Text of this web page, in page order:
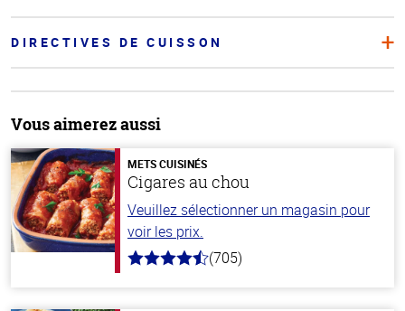
DIRECTIVES DE CUISSON
Vous aimerez aussi
METS CUISINÉS
Cigares au chou
Veuillez sélectionner un magasin pour
voir les prix.
4.6
(705)